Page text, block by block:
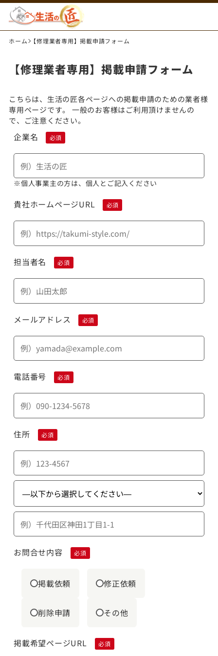
ホーム 【修理業者専用】掲載申請フォーム
【修理業者専用】掲載申請フォーム
こちらは、生活の匠各ページへの掲載申請のための業者様
専用ページです。 一般のお客様はご利用頂けませんの
で、ご注意ください。
企業名 必須
※個人事業主の方は、個人とご記入ください
貴社ホームページURL 必須
担当者名 必須
メールアドレス 必須
電話番号 必須
住所 必須
お問合せ内容 必須
掲載依頼 修正依頼
削除申請 その他
掲載希望ページURL 必須